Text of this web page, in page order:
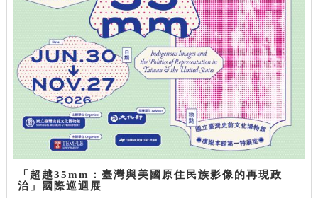
「超越35mm：臺灣與美國原住民族影像的再現政
治」國際巡迴展